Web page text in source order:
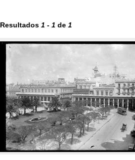
Resultados 1 - 1 de 1